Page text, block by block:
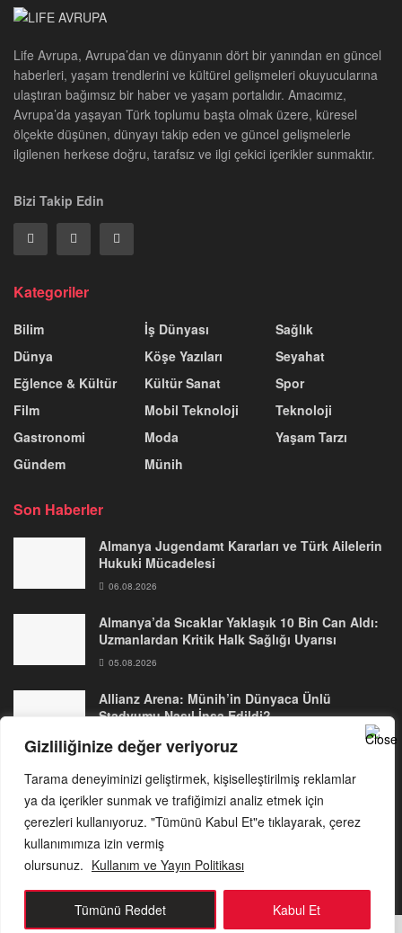
Gizliliğinize değer veriyoruz
Tarama deneyiminizi geliştirmek, kişiselleştirilmiş reklamlar
ya da içerikler sunmak ve trafiğimizi analiz etmek için
çerezleri kullanıyoruz. "Tümünü Kabul Et"e tıklayarak, çerez
kullanımımıza izin vermiş
olursunuz. Kullanım ve Yayın Politikası
Tümünü Reddet Kabul Et
Life Avrupa, Avrupa’dan ve dünyanın dört bir yanından en güncel
haberleri, yaşam trendlerini ve kültürel gelişmeleri okuyucularına
ulaştıran bağımsız bir haber ve yaşam portalıdır. Amacımız,
Avrupa’da yaşayan Türk toplumu başta olmak üzere, küresel
ölçekte düşünen, dünyayı takip eden ve güncel gelişmelerle
ilgilenen herkese doğru, tarafsız ve ilgi çekici içerikler sunmaktır.
Bizi Takip Edin
Kategoriler
Bilim
Dünya
Eğlence & Kültür
Film
Gastronomi
Gündem
İş Dünyası
Köşe Yazıları
Kültür Sanat
Mobil Teknoloji
Moda
Münih
Sağlık
Seyahat
Spor
Teknoloji
Yaşam Tarzı
Son Haberler
Almanya Jugendamt Kararları ve Türk Ailelerin
Hukuki Mücadelesi
06.08.2026
Almanya’da Sıcaklar Yaklaşık 10 Bin Can Aldı:
Uzmanlardan Kritik Halk Sağlığı Uyarısı
05.08.2026
Allianz Arena: Münih’in Dünyaca Ünlü
Stadyumu Nasıl İnşa Edildi?
04.08.2026
Anasayfa Hakkımızda
Kullanım ve Yayın Politikası
Bize Ulaşın